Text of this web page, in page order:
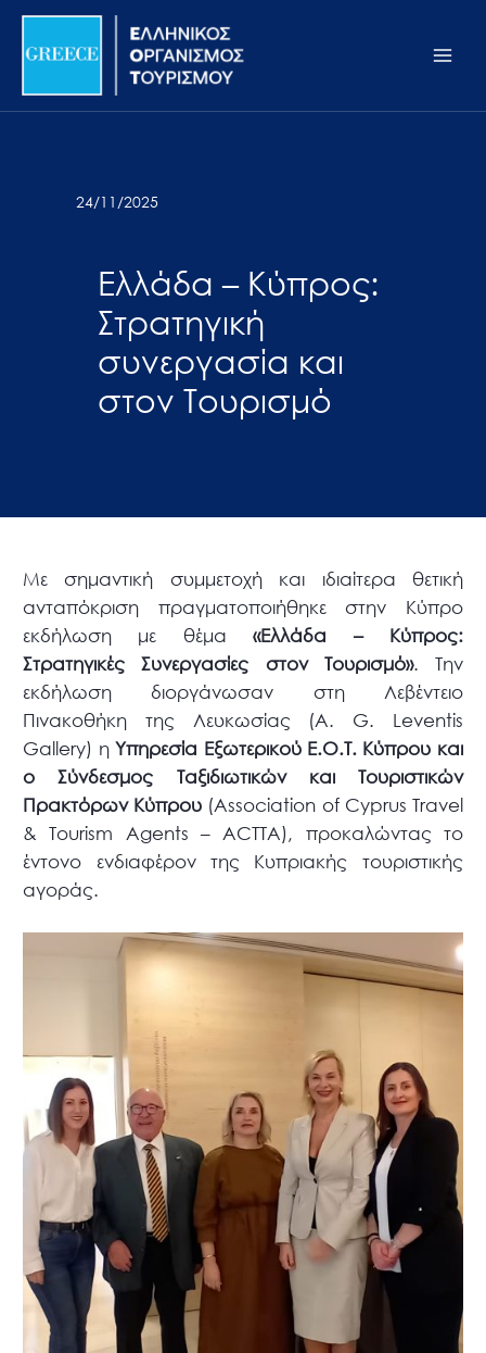
Σημείωση:
ιστότοπος
προσβασιμότητας.
Μετάβαση
περιεχόμενο
24/11/2025
Ελλάδα – Κύπρος:
Στρατηγική
συνεργασία και
στον Τουρισμό
Με σημαντική συμμετοχή και ιδιαίτερα θετική
ανταπόκριση πραγματοποιήθηκε στην Κύπρο
εκδήλωση με θέμα«Ελλάδα – Κύπρος:
Στρατηγικές Συνεργασίες στον Τουρισμό». Την
εκδήλωση διοργάνωσαν στη Λεβέντειο
Πινακοθήκη της Λευκωσίας (A. G. Leventis
Gallery) ηΥπηρεσία Εξωτερικού Ε.Ο.Τ. Κύπρου και
ο Σύνδεσμος Ταξιδιωτικών και Τουριστικών
Πρακτόρων Κύπρου (Association of Cyprus Travel
& Tourism Agents – ACTTA), προκαλώντας το
έντονο ενδιαφέρον της Κυπριακής τουριστικής
αγοράς.